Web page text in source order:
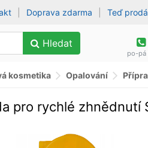
Doprava zdarma Teď
Hledat
po-pá
kosmetika Opalování
pro rychlé zhnědnutí